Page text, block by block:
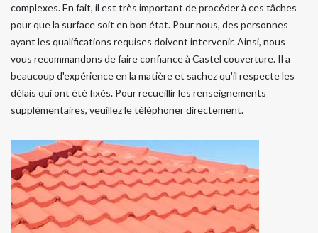
complexes. En fait, il est très important de procéder à ces tâches
pour que la surface soit en bon état. Pour nous, des personnes
ayant les qualifications requises doivent intervenir. Ainsi, nous
vous recommandons de faire confiance à Castel couverture. Il a
beaucoup d'expérience en la matière et sachez qu'il respecte les
délais qui ont été fixés. Pour recueillir les renseignements
supplémentaires, veuillez le téléphoner directement.